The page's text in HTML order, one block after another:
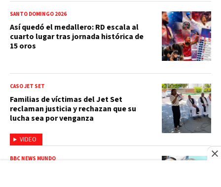
SANTO DOMINGO 2026
Así quedó el medallero: RD escala al
cuarto lugar tras jornada histórica de
15 oros
VIDEO
CASO JET SET
Familias de víctimas del Jet Set
reclaman justicia y rechazan que su
lucha sea por venganza
BBC NEWS MUNDO